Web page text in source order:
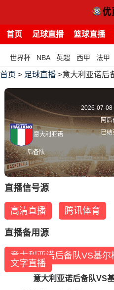
首页 足球直播 篮球直播
世界杯 NBA 英超 西甲 法甲
首页 > 足球直播 >意大利亚诺后
意大利亚诺
后备队
2026-07-08
阿后
已结
直播信号源
高清直播 腾讯体育
直播备用源
意大利亚诺后备队VS基
文字直播
意大利亚诺后备队VS